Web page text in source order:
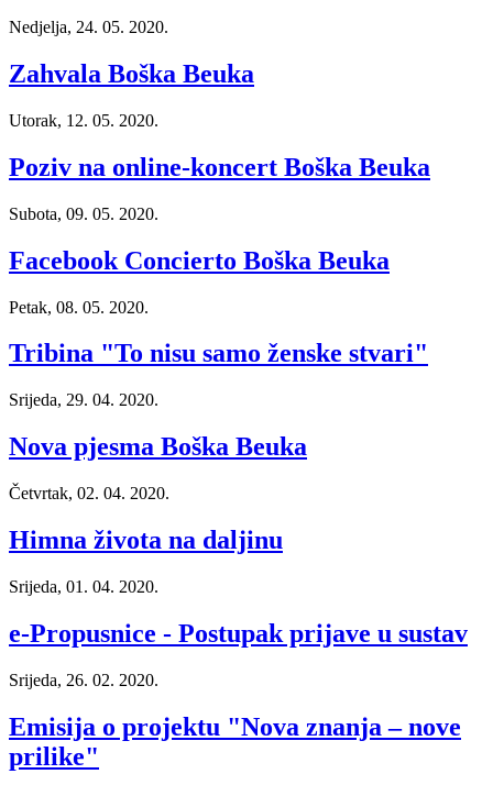
Nedjelja, 24. 05. 2020.
Zahvala Boška Beuka
Utorak, 12. 05. 2020.
Poziv na online-koncert Boška Beuka
Subota, 09. 05. 2020.
Facebook Concierto Boška Beuka
Petak, 08. 05. 2020.
Tribina "To nisu samo ženske stvari"
Srijeda, 29. 04. 2020.
Nova pjesma Boška Beuka
Četvrtak, 02. 04. 2020.
Himna života na daljinu
Srijeda, 01. 04. 2020.
e-Propusnice - Postupak prijave u sustav
Srijeda, 26. 02. 2020.
Emisija o projektu "Nova znanja – nove
prilike"